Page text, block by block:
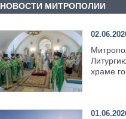
НОВОСТИ МИТРОПОЛИИ
храме